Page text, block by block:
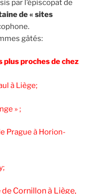
par l’épiscopat de
de « sites
gâtés:
plus proches de chez
à Liège;
» ;
Prague à Horion-
Cornillon à Liège,